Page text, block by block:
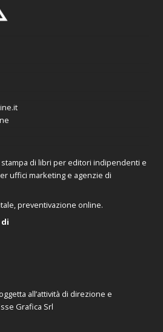
di libri per editori indipendenti e
uffici marketing e agenzie di
preventivazione online.
all’attività di direzione e
Grafica Srl